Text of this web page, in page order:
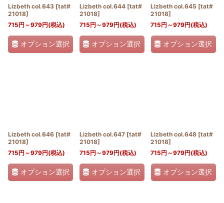
Lizbeth col.643 [tat#
21018]
715円 ～979円(税込)
オプション選択
Lizbeth col.644 [tat#
21018]
715円 ～979円(税込)
オプション選択
Lizbeth col.645 [tat#
21018]
715円 ～979円(税込)
オプション選択
Lizbeth col.646 [tat#
21018]
715円 ～979円(税込)
オプション選択
Lizbeth col.647 [tat#
21018]
715円 ～979円(税込)
オプション選択
Lizbeth col.648 [tat#
21018]
715円 ～979円(税込)
オプション選択